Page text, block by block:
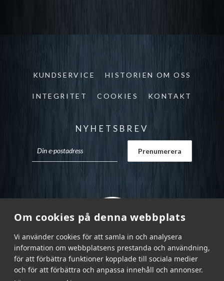
Om cookies på denna webbplats
Vi använder cookies för att samla in och analysera
information om webbplatsens prestanda och användning,
för att förbättra funktioner kopplade till sociala medier
och för att förbättra och anpassa innehåll och annonser.
KUNDSERVICE HISTORIEN OM OSS
INTEGRITET COOKIES KONTAKT
NYHETSBREV